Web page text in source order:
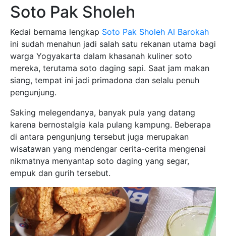
Soto Pak Sholeh
Kedai bernama lengkap Soto Pak Sholeh Al Barokah
ini sudah menahun jadi salah satu rekanan utama bagi
warga Yogyakarta dalam khasanah kuliner soto
mereka, terutama soto daging sapi. Saat jam makan
siang, tempat ini jadi primadona dan selalu penuh
pengunjung.
Saking melegendanya, banyak pula yang datang
karena bernostalgia kala pulang kampung. Beberapa
di antara pengunjung tersebut juga merupakan
wisatawan yang mendengar cerita-cerita mengenai
nikmatnya menyantap soto daging yang segar,
empuk dan gurih tersebut.